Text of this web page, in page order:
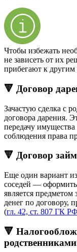
Чтобы избежать
не зависеть от их
прибегают к
🔻 Договор
Зачастую сделка с
договора дарения.
передачу имущества
соблюдения права
🔻 Договор
Еще один вариант
соседей —
является предметом
денег по договору,
(гл. 42, ст. 807 ГК РФ
🔻
родственниками